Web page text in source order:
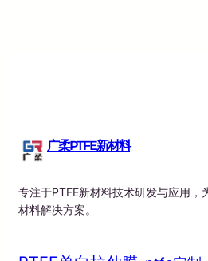
广柔PTFE新材料
专注于PTFE新材料技术研发与应用，
材料解决方案。